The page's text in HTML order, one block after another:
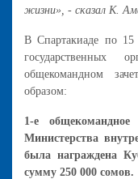
жизни», - сказал К.
В Спартакиаде по 15
государственных
общекомандном
образом:
1-е
Министерства
была награждена
сумму 250 000 сомов.